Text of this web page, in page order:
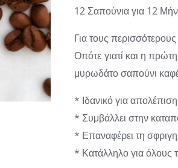
12 Σαπούνια για 12
Για τους
Οπότε γιατί και η
μυρωδάτο σαπούνι
* Ιδανικό για
* Συμβάλλει στην
* Επαναφέρει τη
* Κατάλληλο για όλους